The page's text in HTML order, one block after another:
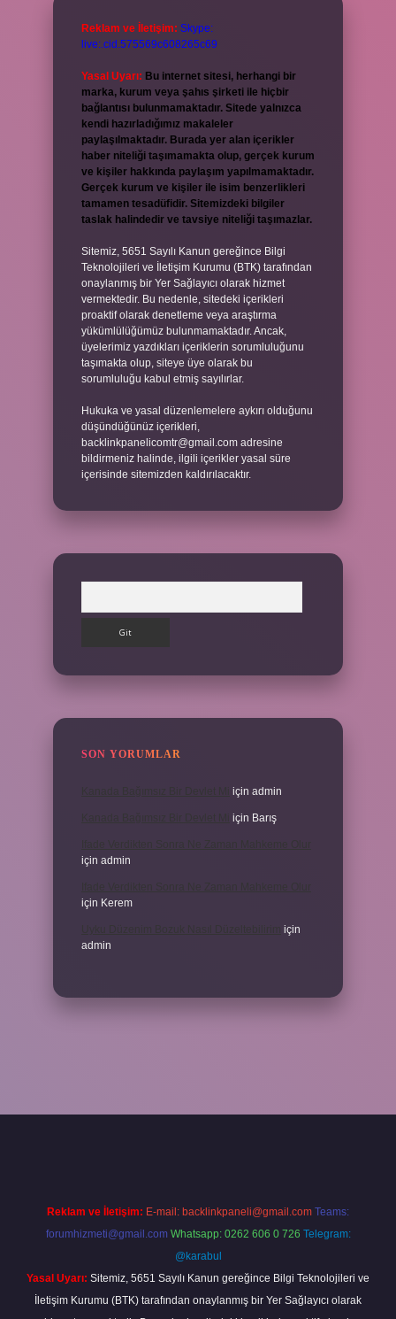
Reklam ve İletişim: Skype:
live:.cid.575569c608265c69
Yasal Uyarı: Bu internet sitesi, herhangi bir
marka, kurum veya şahıs şirketi ile hiçbir
bağlantısı bulunmamaktadır. Sitede yalnızca
kendi hazırladığımız makaleler
paylaşılmaktadır. Burada yer alan içerikler
haber niteliği taşımamakta olup, gerçek kurum
ve kişiler hakkında paylaşım yapılmamaktadır.
Gerçek kurum ve kişiler ile isim benzerlikleri
tamamen tesadüfidir. Sitemizdeki bilgiler
taslak halindedir ve tavsiye niteliği taşımazlar.
Sitemiz, 5651 Sayılı Kanun gereğince Bilgi
Teknolojileri ve İletişim Kurumu (BTK) tarafından
onaylanmış bir Yer Sağlayıcı olarak hizmet
vermektedir. Bu nedenle, sitedeki içerikleri
proaktif olarak denetleme veya araştırma
yükümlülüğümüz bulunmamaktadır. Ancak,
üyelerimiz yazdıkları içeriklerin sorumluluğunu
taşımakta olup, siteye üye olarak bu
sorumluluğu kabul etmiş sayılırlar.
Hukuka ve yasal düzenlemelere aykırı olduğunu
düşündüğünüz içerikleri,
backlinkpanelicomtr@gmail.com adresine
bildirmeniz halinde, ilgili içerikler yasal süre
içerisinde sitemizden kaldırılacaktır.
SON YORUMLAR
için admin
için Barış
için admin
için Kerem
için
admin
Reklam ve İletişim: E-mail: backlinkpaneli@gmail.com Teams:
forumhizmeti@gmail.com Whatsapp: 0262 606 0 726 Telegram:
@karabul
Yasal Uyarı: Sitemiz, 5651 Sayılı Kanun gereğince Bilgi Teknolojileri ve
İletişim Kurumu (BTK) tarafından onaylanmış bir Yer Sağlayıcı olarak